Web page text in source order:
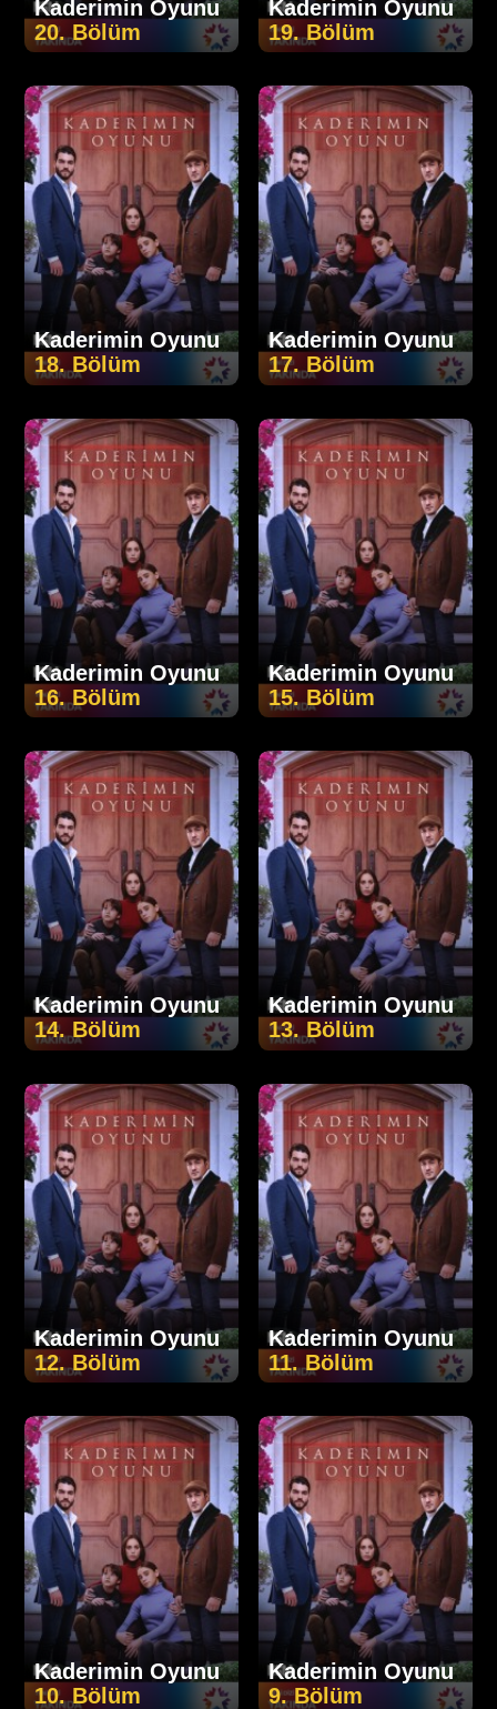
Kaderimin Oyunu
20. Bölüm
Kaderimin Oyunu
19. Bölüm
Kaderimin Oyunu
18. Bölüm
Kaderimin Oyunu
17. Bölüm
Kaderimin Oyunu
16. Bölüm
Kaderimin Oyunu
15. Bölüm
Kaderimin Oyunu
14. Bölüm
Kaderimin Oyunu
13. Bölüm
Kaderimin Oyunu
12. Bölüm
Kaderimin Oyunu
11. Bölüm
Kaderimin Oyunu
10. Bölüm
Kaderimin Oyunu
9. Bölüm